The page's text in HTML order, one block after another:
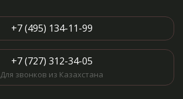
+7 (495) 134-11-99
+7 (727) 312-34-05
Для звонков из Казахстана